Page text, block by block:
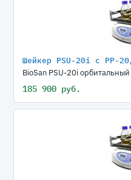
Шейкер PSU-20i с PP-
BioSan PSU-20i
185 900 руб.